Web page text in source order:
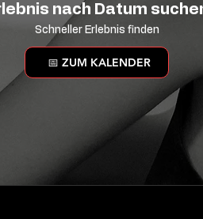
nach Datum
Schneller Erlebnis finden
📅 ZUM KALENDER